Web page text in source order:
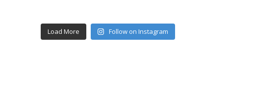
Load More Follow on Instagram